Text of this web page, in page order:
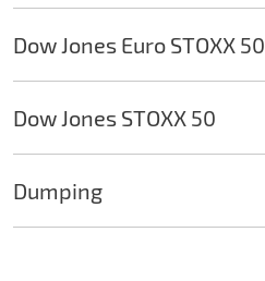
Dow Jones Euro STOXX 50
Dow Jones STOXX 50
Dumping